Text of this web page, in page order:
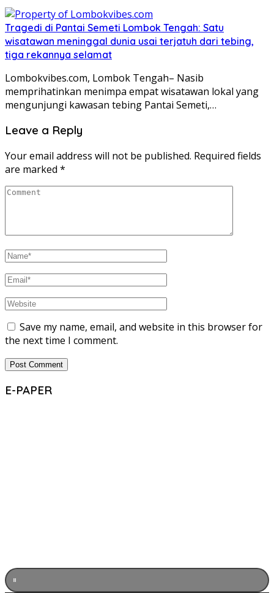
Tragedi di Pantai Semeti Lombok Tengah: Satu
wisatawan meninggal dunia usai terjatuh dari tebing,
tiga rekannya selamat
Lombokvibes.com, Lombok Tengah– Nasib
memprihatinkan menimpa empat wisatawan lokal yang
mengunjungi kawasan tebing Pantai Semeti,…
Leave a Reply
Your email address will not be published. Required fields
are marked *
Save my name, email, and website in this browser for
the next time I comment.
E-PAPER